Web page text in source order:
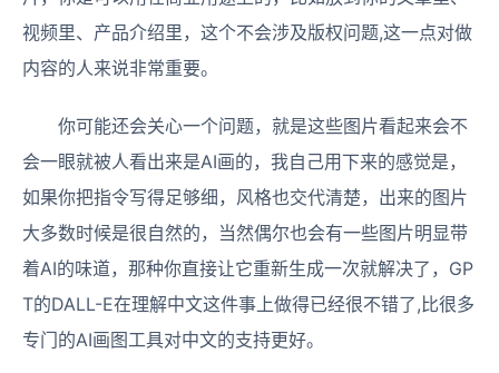
视频里、产品介绍里，这个不会涉及版权问题,这一点对做
内容的人来说非常重要。
你可能还会关心一个问题，就是这些图片看起来会不
会一眼就被人看出来是AI画的，我自己用下来的感觉是，
如果你把指令写得足够细，风格也交代清楚，出来的图片
大多数时候是很自然的，当然偶尔也会有一些图片明显带
着AI的味道，那种你直接让它重新生成一次就解决了，GP
T的DALL-E在理解中文这件事上做得已经很不错了,比很多
专门的AI画图工具对中文的支持更好。